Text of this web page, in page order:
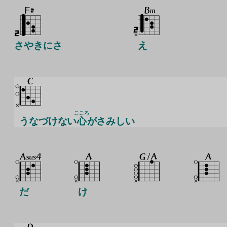
さやきにさ え
うなづけない心
こころ
がさみしい
だ け